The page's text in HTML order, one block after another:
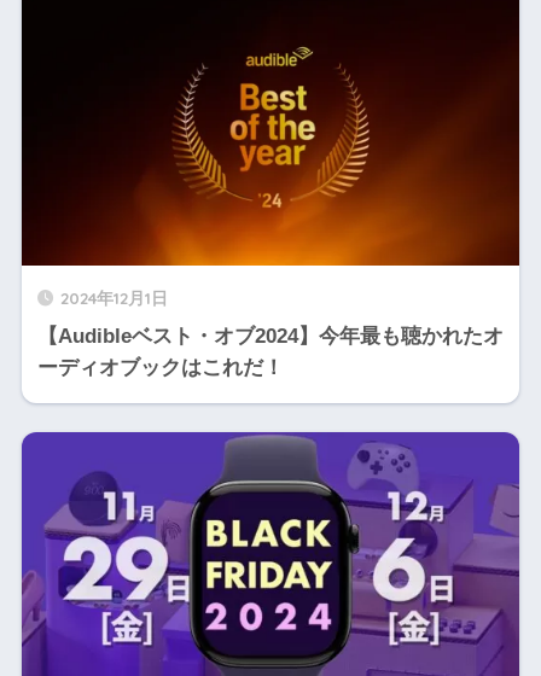
2024年12月1日
【Audibleベスト・オブ2024】今年最も聴かれたオ
ーディオブックはこれだ！